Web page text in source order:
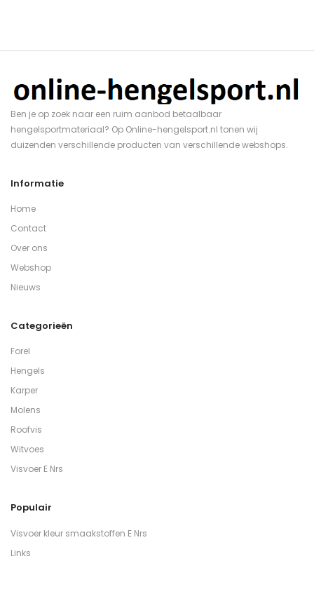
Ben je op zoek naar een ruim aanbod betaalbaar
hengelsportmateriaal? Op Online-hengelsport.nl tonen wij
duizenden verschillende producten van verschillende webshops.
Informatie
Home
Contact
Over ons
Webshop
Nieuws
Categorieën
Forel
Hengels
Karper
Molens
Roofvis
Witvoes
Visvoer E Nrs
Populair
Visvoer kleur smaakstoffen E Nrs
Links